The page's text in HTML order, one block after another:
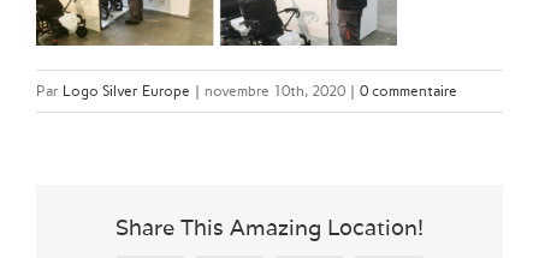
Par Logo Silver Europe | novembre 10th, 2020 | 0 commentaire
Share This Amazing Location!